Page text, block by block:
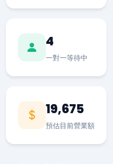
4
一對一等待中
19,675
預估目前營業額